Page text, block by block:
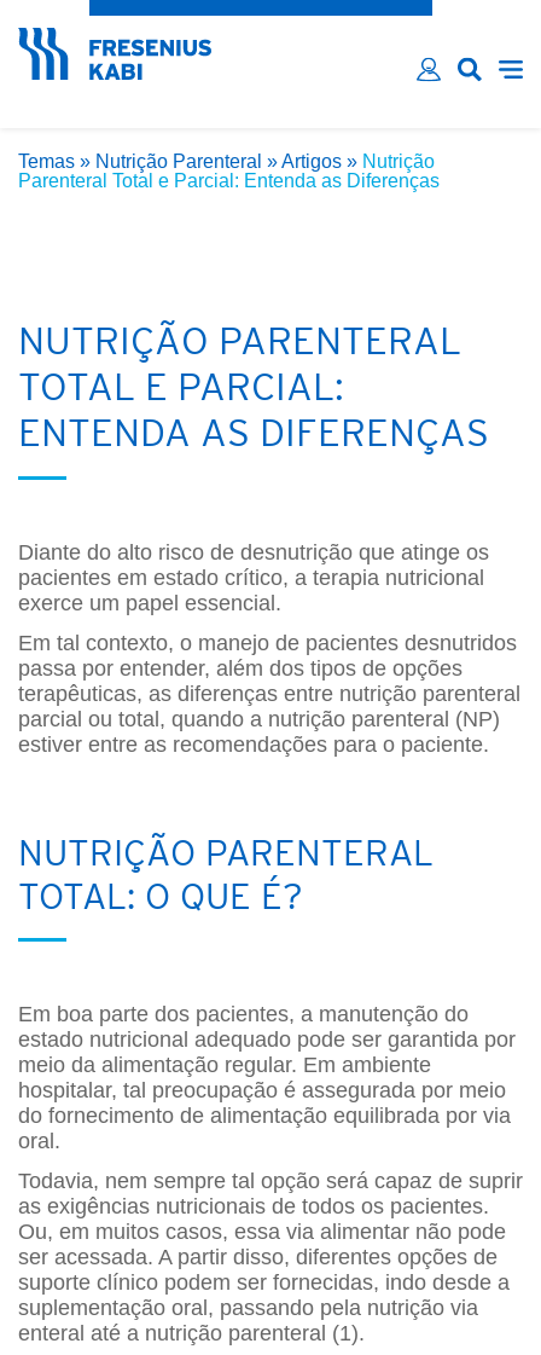
Email*
Lembre-me
Temas » Nutrição Parenteral »Artigos » Nutrição
Parenteral Total e Parcial: Entenda as Diferenças
NUTRIÇÃO PARENTERAL
TOTAL E PARCIAL:
ENTENDA AS DIFERENÇAS
Diante do alto risco de desnutrição que atinge os
pacientes em estado crítico, a terapia nutricional
exerce um papel essencial.
Em tal contexto, o manejo de pacientes desnutridos
passa por entender, além dos tipos de opções
terapêuticas, as diferenças entre nutrição parenteral
parcial ou total, quando a nutrição parenteral (NP)
estiver entre as recomendações para o paciente.
NUTRIÇÃO PARENTERAL
TOTAL: O QUE É?
Em boa parte dos pacientes, a manutenção do
estado nutricional adequado pode ser garantida por
meio da alimentação regular. Em ambiente
hospitalar, tal preocupação é assegurada por meio
do fornecimento de alimentação equilibrada por via
oral.
Todavia, nem sempre tal opção será capaz de suprir
as exigências nutricionais de todos os pacientes.
Ou, em muitos casos, essa via alimentar não pode
ser acessada. A partir disso, diferentes opções de
suporte clínico podem ser fornecidas, indo desde a
suplementação oral, passando pela nutrição via
enteral até a nutrição parenteral (1).